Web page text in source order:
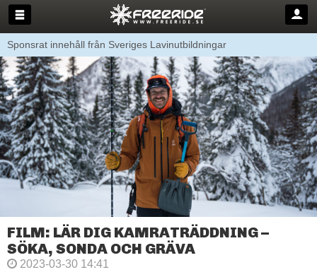
Sponsrat innehåll från Sveriges Lavinutbildningar
FILM: LÄR DIG KAMRATRÄDDNING –
SÖKA, SONDA OCH GRÄVA
2023-03-30 14:41